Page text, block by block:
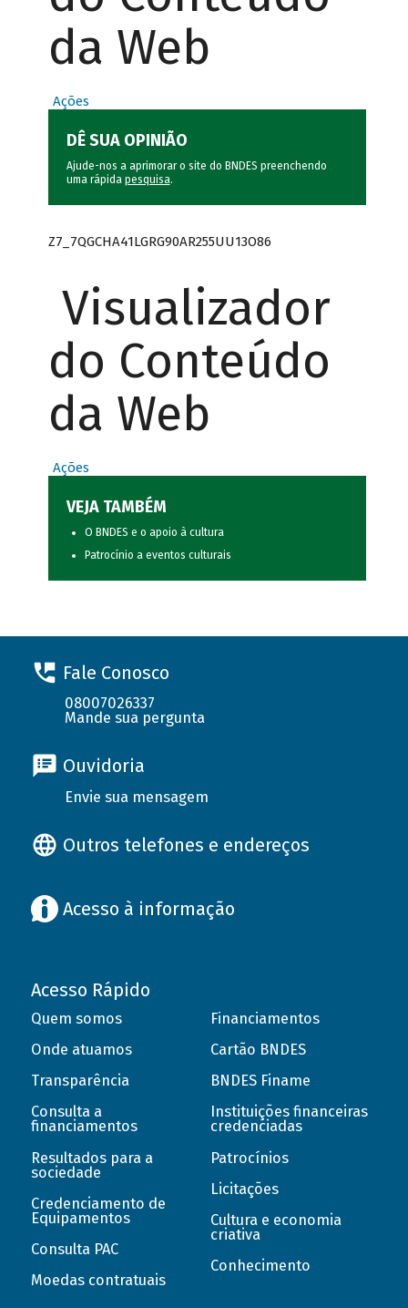
da Web
Ações
DÊ SUA OPINIÃO
Ajude-nos a aprimorar o site do BNDES preenchendo
uma rápida pesquisa.
Z7_7QGCHA41LGRG90AR255UU13O86
Visualizador
do Conteúdo
da Web
Ações
VEJA TAMBÉM
O BNDES e o apoio à cultura
Patrocínio a eventos culturais
Fale Conosco
08007026337
Mande sua pergunta
Ouvidoria
Envie sua mensagem
Outros telefones e endereços
Acesso à informação
Acesso Rápido
Quem somos
Onde atuamos
Transparência
Consulta a
financiamentos
Resultados para a
sociedade
Credenciamento de
Equipamentos
Consulta PAC
Moedas contratuais
Financiamentos
Cartão BNDES
BNDES Finame
Instituições financeiras
credenciadas
Patrocínios
Licitações
Cultura e economia
criativa
Conhecimento